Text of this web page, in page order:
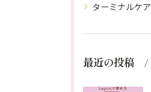
ターミナルケア
最近の投稿